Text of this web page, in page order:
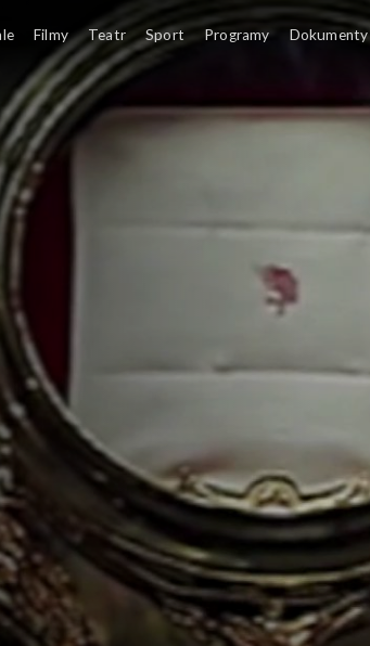
Światowych Dni Młodzieży
Filmy Teatr Sport Programy Dokumenty